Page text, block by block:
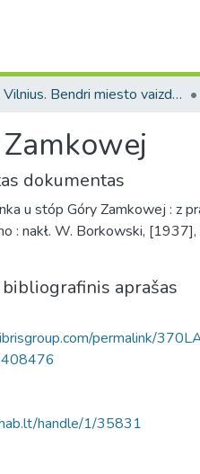
Vilnius. Bendri miesto vaizdai : miesto ir jo apylinkių fotografinių atvirukų rinkinys
dokumentas
u stóp Góry Zamkowej : z
: nakł. W. Borkowski,
aprašas
permalink/
handle/1/35831